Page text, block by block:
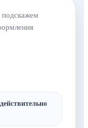
подскажем